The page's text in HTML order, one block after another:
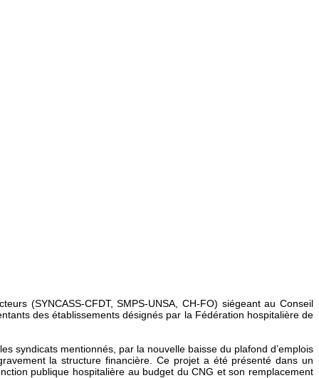
(SYNCASS-CFDT, SMPS-UNSA, CH-FO) siégeant au Conseil
des établissements désignés par la Fédération hospitalière de
syndicats mentionnés, par la nouvelle baisse du plafond d’emplois
la structure financière. Ce projet a été présenté dans un
publique hospitalière au budget du CNG et son remplacement